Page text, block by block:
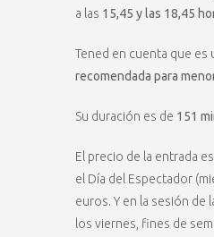
a las 15,45 y las 18,45
Tened en cuenta que es
recomendada para
Su duración es de 151
El precio de la entrada
el Día del Espectador
euros. Y en la sesión de
los viernes, fines de